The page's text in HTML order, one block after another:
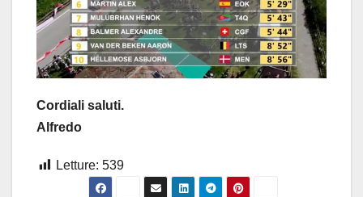
Cordiali saluti.
Alfredo
Letture: 539